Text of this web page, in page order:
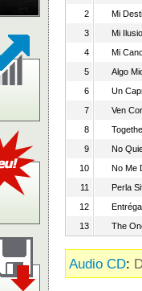
2
Mi
3
Mi
4
Mi
5
Algo
6
Un
7
Ven
8
9
No
10
No Me
11
Perla
12
13
The
Audio CD: